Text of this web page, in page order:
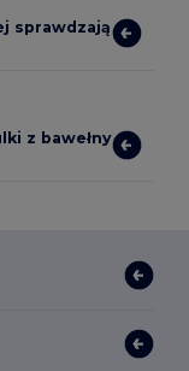
sprawdzają
z bawełny